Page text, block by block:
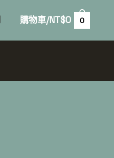
購物車/NT$0 0